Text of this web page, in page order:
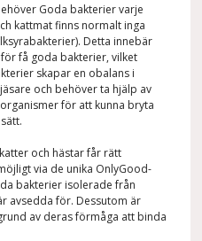
Goda bakterier varje
kattmat finns normalt inga
Detta innebär
få goda bakterier, vilket
skapar en obalans i
och behöver ta hjälp av
för att kunna bryta
och hästar får rätt
via de unika OnlyGood-
bakterier isolerade från
avsedda för. Dessutom är
av deras förmåga att binda